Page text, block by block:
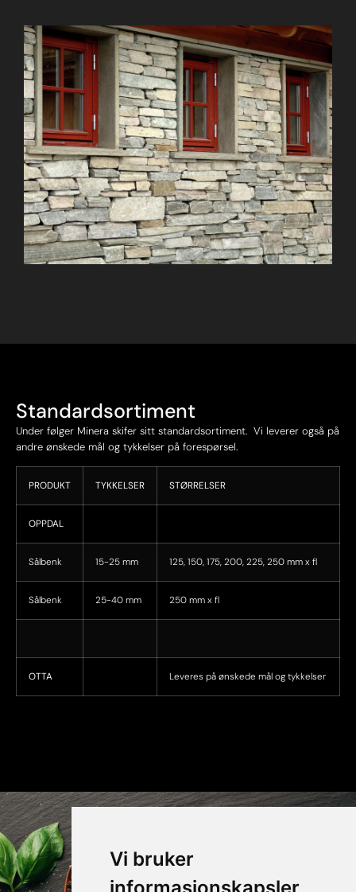
Vi bruker
Standardsortiment
Under følger Minera skifer sitt standardsortiment. Vi leverer også på
andre ønskede mål og tykkelser på forespørsel.
PRODUKT TYKKELSER STØRRELSER
OPPDAL
Sålbenk 15-25 mm 125, 150, 175, 200, 225, 250 mm x fl
Sålbenk 25-40 mm 250 mm x fl
OTTA Leveres på ønskede mål og tykkelser